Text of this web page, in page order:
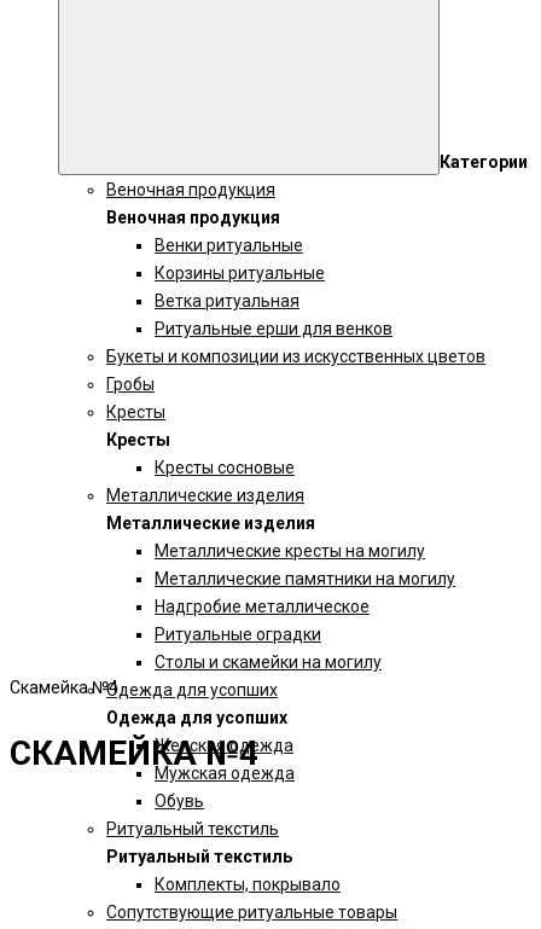
Категории
Веночная продукция
Веночная продукция
Венки ритуальные
Корзины ритуальные
Ветка ритуальная
Ритуальные ерши для венков
Букеты и композиции из искусственных цветов
Гробы
Кресты
Кресты
Кресты сосновые
Металлические изделия
Металлические изделия
Металлические кресты на могилу
Металлические памятники на могилу
Надгробие металлическое
Ритуальные оградки
Столы и скамейки на могилу
Одежда для усопших
Одежда для усопших
Женская одежда
Мужская одежда
Обувь
Ритуальный текстиль
Ритуальный текстиль
Комплекты, покрывало
Сопутствующие ритуальные товары
Скамейка №4
СКАМЕЙКА №4